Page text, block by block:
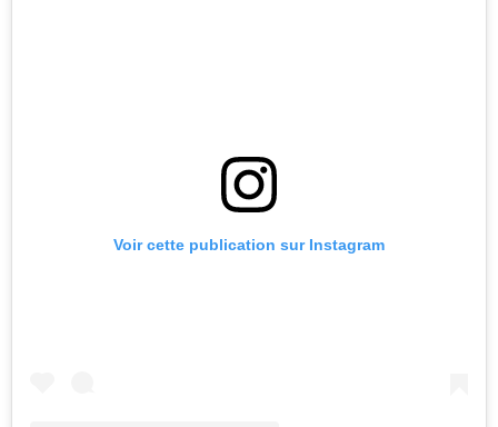
Voir cette publication sur Instagram